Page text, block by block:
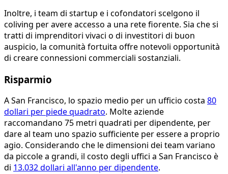
Inoltre, i team di startup e i cofondatori scelgono il
coliving per avere accesso a una rete fiorente. Sia che si
tratti di imprenditori vivaci o di investitori di buon
auspicio, la comunità fortuita offre notevoli opportunità
di creare connessioni commerciali sostanziali.
Risparmio
A San Francisco, lo spazio medio per un ufficio costa 80
dollari per piede quadrato. Molte aziende
raccomandano 75 metri quadrati per dipendente, per
dare al team uno spazio sufficiente per essere a proprio
agio. Considerando che le dimensioni dei team variano
da piccole a grandi, il costo degli uffici a San Francisco è
di 13.032 dollari all'anno per dipendente.